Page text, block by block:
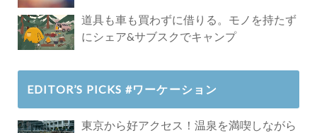
道具も車も買わずに借りる。モノを持たず
にシェア&サブスクでキャンプ
EDITOR’S PICKS #ワーケーション
東京から好アクセス！温泉を満喫しながら